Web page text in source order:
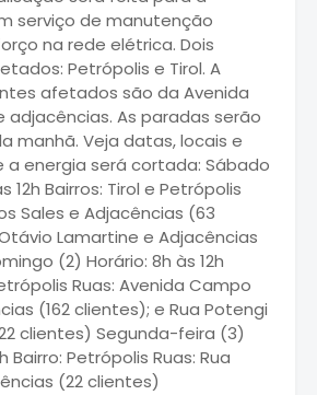
serviço de manutenção
na rede elétrica. Dois
Petrópolis e Tirol. A
afetados são da Avenida
adjacências. As paradas serão
manhã. Veja datas, locais e
a energia será cortada: Sábado
12h Bairros: Tirol e Petrópolis
Sales e Adjacências (63
Lamartine e Adjacências
(2) Horário: 8h às 12h
Ruas: Avenida Campo
(162 clientes); e Rua Potengi
clientes) Segunda-feira (3)
Bairro: Petrópolis Ruas: Rua
(22 clientes)